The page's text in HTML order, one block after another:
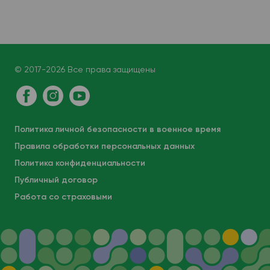
© 2017-2026 Все права защищены
Политика личной безопасности в военное время
Правила обработки персональных данных
Политика конфиденциальности
Публичный договор
Работа со страховыми